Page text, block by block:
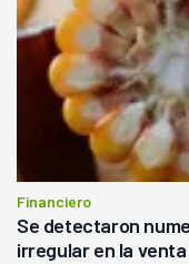
Financiero
Se detectaron
irregular en la